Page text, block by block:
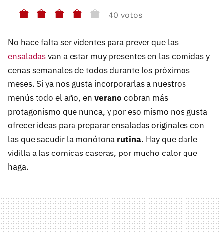
40 votos
No hace falta ser videntes para prever que las
ensaladasvan a estar muy presentes en las comidas y
cenas semanales de todos durante los próximos
meses. Si ya nos gusta incorporarlas a nuestros
menús todo el año, en verano cobran más
protagonismo que nunca, y por eso mismo nos gusta
ofrecer ideas para preparar ensaladas originales con
las que sacudir la monótona rutina. Hay que darle
vidilla a las comidas caseras, por mucho calor que
haga.